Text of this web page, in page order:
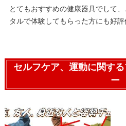
とてもおすすめの健康器具でして
タルで体験してもらった方にも好
セルフケア、運動に関す
ー